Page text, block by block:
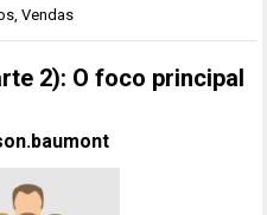
,Vendas
2): O foco principal